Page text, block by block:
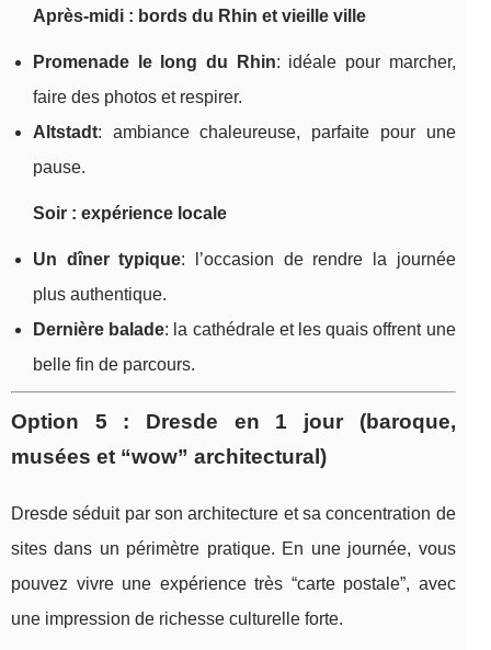
Après-midi : bords du Rhin et vieille ville
Promenade le long du Rhin: idéale pour marcher,
faire des photos et respirer.
Altstadt: ambiance chaleureuse, parfaite pour une
pause.
Soir : expérience locale
Un dîner typique: l’occasion de rendre la journée
plus authentique.
Dernière balade: la cathédrale et les quais offrent une
belle fin de parcours.
Option 5 : Dresde en 1 jour (baroque,
musées et “wow” architectural)
Dresde séduit par son architecture et sa concentration de
sites dans un périmètre pratique. En une journée, vous
pouvez vivre une expérience très “carte postale”, avec
une impression de richesse culturelle forte.